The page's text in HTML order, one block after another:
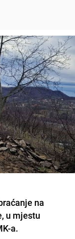
na
u mjestu
a.